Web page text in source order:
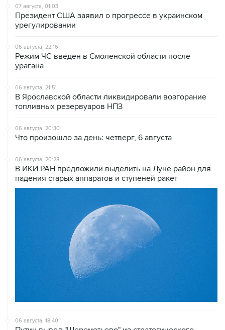
07 августа, 01:03
Президент США заявил о прогрессе в украинском
урегулировании
06 августа, 22:16
Режим ЧС введен в Смоленской области после
урагана
06 августа, 21:51
В Ярославской области ликвидировали возгорание
топливных резервуаров НПЗ
06 августа, 20:30
Что произошло за день: четверг, 6 августа
06 августа, 20:28
В ИКИ РАН предложили выделить на Луне район для
падения старых аппаратов и ступеней ракет
06 августа, 18:40